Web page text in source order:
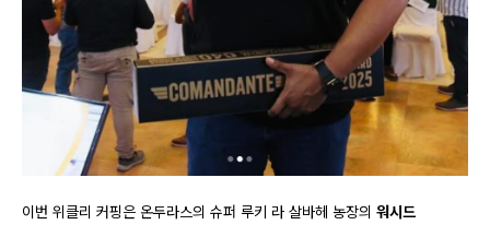
이번 위클리 커핑은 온두라스의 슈퍼 루키 라 살바헤 농장의 워시드